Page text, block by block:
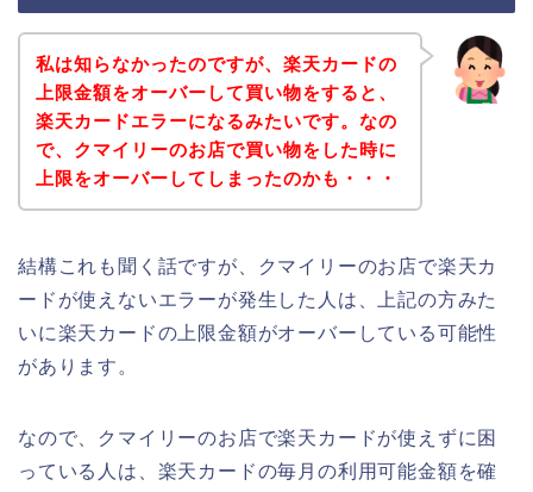
私は知らなかったのですが、楽天カードの
上限金額をオーバーして買い物をすると、
楽天カードエラーになるみたいです。なの
で、クマイリーのお店で買い物をした時に
上限をオーバーしてしまったのかも・・・
結構これも聞く話ですが、クマイリーのお店で楽天カ
ードが使えないエラーが発生した人は、上記の方みた
いに楽天カードの上限金額がオーバーしている可能性
があります。
なので、クマイリーのお店で楽天カードが使えずに困
っている人は、楽天カードの毎月の利用可能金額を確